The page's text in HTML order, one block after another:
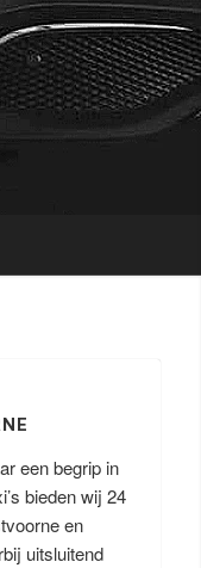
een begrip in
bieden wij 24
en
uitsluitend